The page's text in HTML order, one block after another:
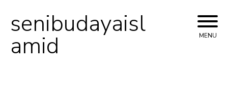
Skip
to
senibudayaisl
amid MENU